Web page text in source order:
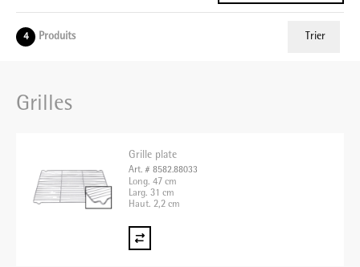
4 Produits Trier
Grilles
Grille plate
Art. # 8582.88033
Long. 47 cm
Larg. 31 cm
Haut. 2,2 cm